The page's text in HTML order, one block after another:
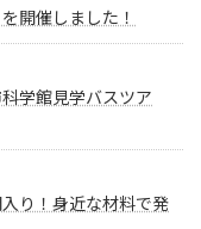
開催しました！
学館見学バスツア
り！身近な材料で発